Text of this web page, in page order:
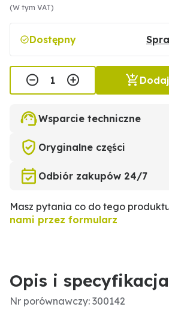
(W tym VAT)
Dostępny
Wsparcie techniczne
Oryginalne części
Odbiór zakupów 24/7
Masz pytania co do tego
nami przez formularz
Opis i specyfikacja
Nr porównawczy: 300142